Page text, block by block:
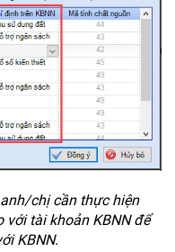
chị cần thực hiện
với tài khoản KBNN để
KBNN.